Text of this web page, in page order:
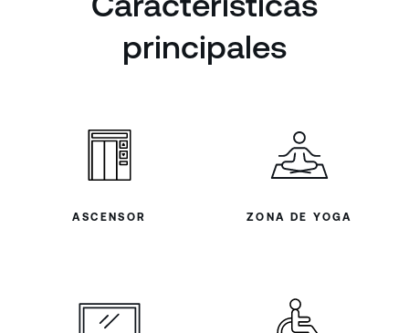
principales
ASCENSOR ZONA DE YOGA